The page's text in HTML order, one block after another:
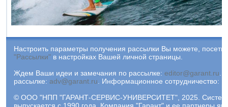
Настроить параметры получения рассылки Вы можете,
"Рассылки" в настройках Вашей личной страницы.
Ждем Ваши идеи и замечания по рассылке: editor@garant.ru
рассылке: adv@garant.ru Информационное сотрудничество:
© ООО "НПП "ГАРАНТ-СЕРВИС-УНИВЕРСИТЕТ", 2025.
выпускается с 1990 года. Компания "Гарант" и ее партнеры